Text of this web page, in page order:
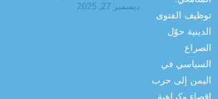
ديسمبر 27, 2025